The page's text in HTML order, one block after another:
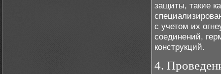
защиты, такие
с учетом их
соединений,
конструкций.
4.